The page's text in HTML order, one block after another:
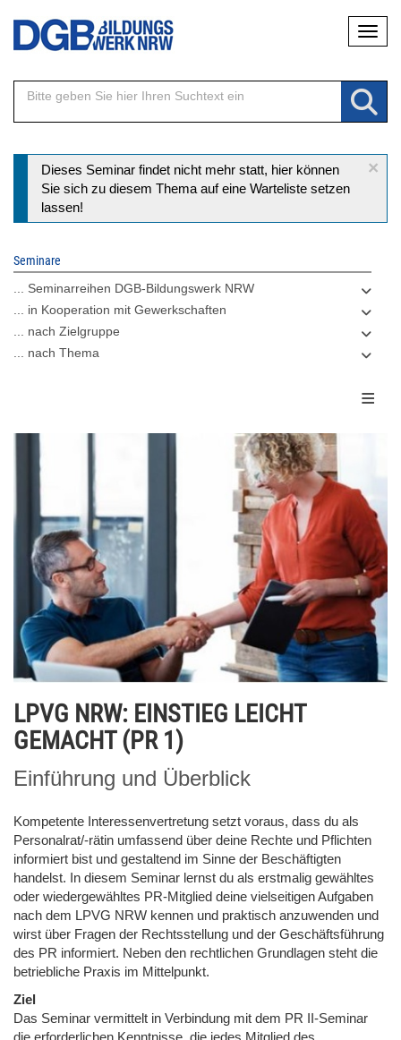
Direkt
Inhalt
×
Statusmeldung
Dieses Seminar findet nicht mehr statt, hier können
Sie sich zu diesem Thema auf eine Warteliste setzen
lassen!
Seminare
... Seminarreihen DGB-Bildungswerk NRW
... in Kooperation mit Gewerkschaften
... nach Zielgruppe
... nach Thema
LPVG NRW: EINSTIEG LEICHT
GEMACHT (PR 1)
Einführung und Überblick
Kompetente Interessenvertretung setzt voraus, dass du als
Personalrat/-rätin umfassend über deine Rechte und Pflichten
informiert bist und gestaltend im Sinne der Beschäftigten
handelst. In diesem Seminar lernst du als erstmalig gewähltes
oder wiedergewähltes PR-Mitglied deine vielseitigen Aufgaben
nach dem LPVG NRW kennen und praktisch anzuwenden und
wirst über Fragen der Rechtsstellung und der Geschäftsführung
des PR informiert. Neben den rechtlichen Grundlagen steht die
betriebliche Praxis im Mittelpunkt.
Ziel
Das Seminar vermittelt in Verbindung mit dem PR II-Seminar
die erforderlichen Kenntnisse, die jedes Mitglied des